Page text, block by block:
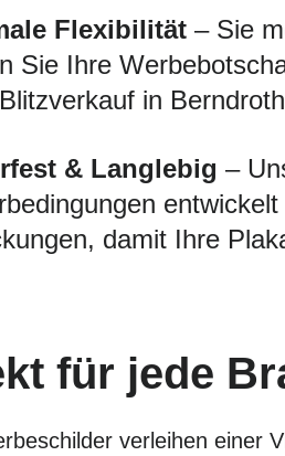
Flexibilität – Sie
Sie Ihre
in
& Langlebig –
damit Ihre
für jede
verleihen einer